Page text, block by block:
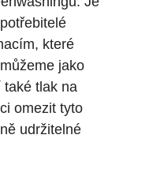
které
jako
také tlak na
omezit tyto
udržitelné